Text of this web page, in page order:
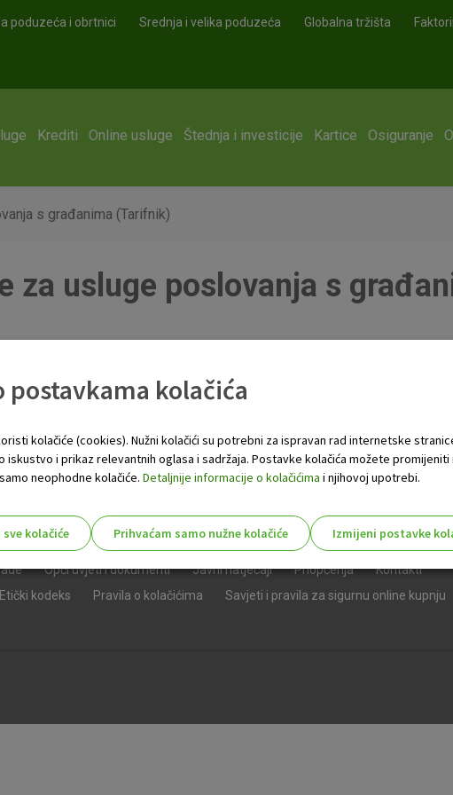
poduzeća i obrtnici Srednja i velika poduzeća Globalna tržišta
Krediti Online usluge Štednja i investicije Kartice Osiguranje
s građanima (Tarifnik)
za usluge poslovanja s
Opći uvjeti i dokumenti Javni natječaji Priopćenja
Kontakti
Etički kodeks Pravila o kolačićima
Savjeti i pravila za sigurnu online kupnju
kolačića
kolačiće (cookies). Nužni kolačići su potrebni za ispravan rad internetske
i prikaz relevantnih oglasa i sadržaja. Postavke kolačića možete
neophodne kolačiće. Detaljnije informacije o kolačićima i njihovoj upotrebi.
kolačiće Prihvaćam samo nužne kolačiće
Izmijeni postavke